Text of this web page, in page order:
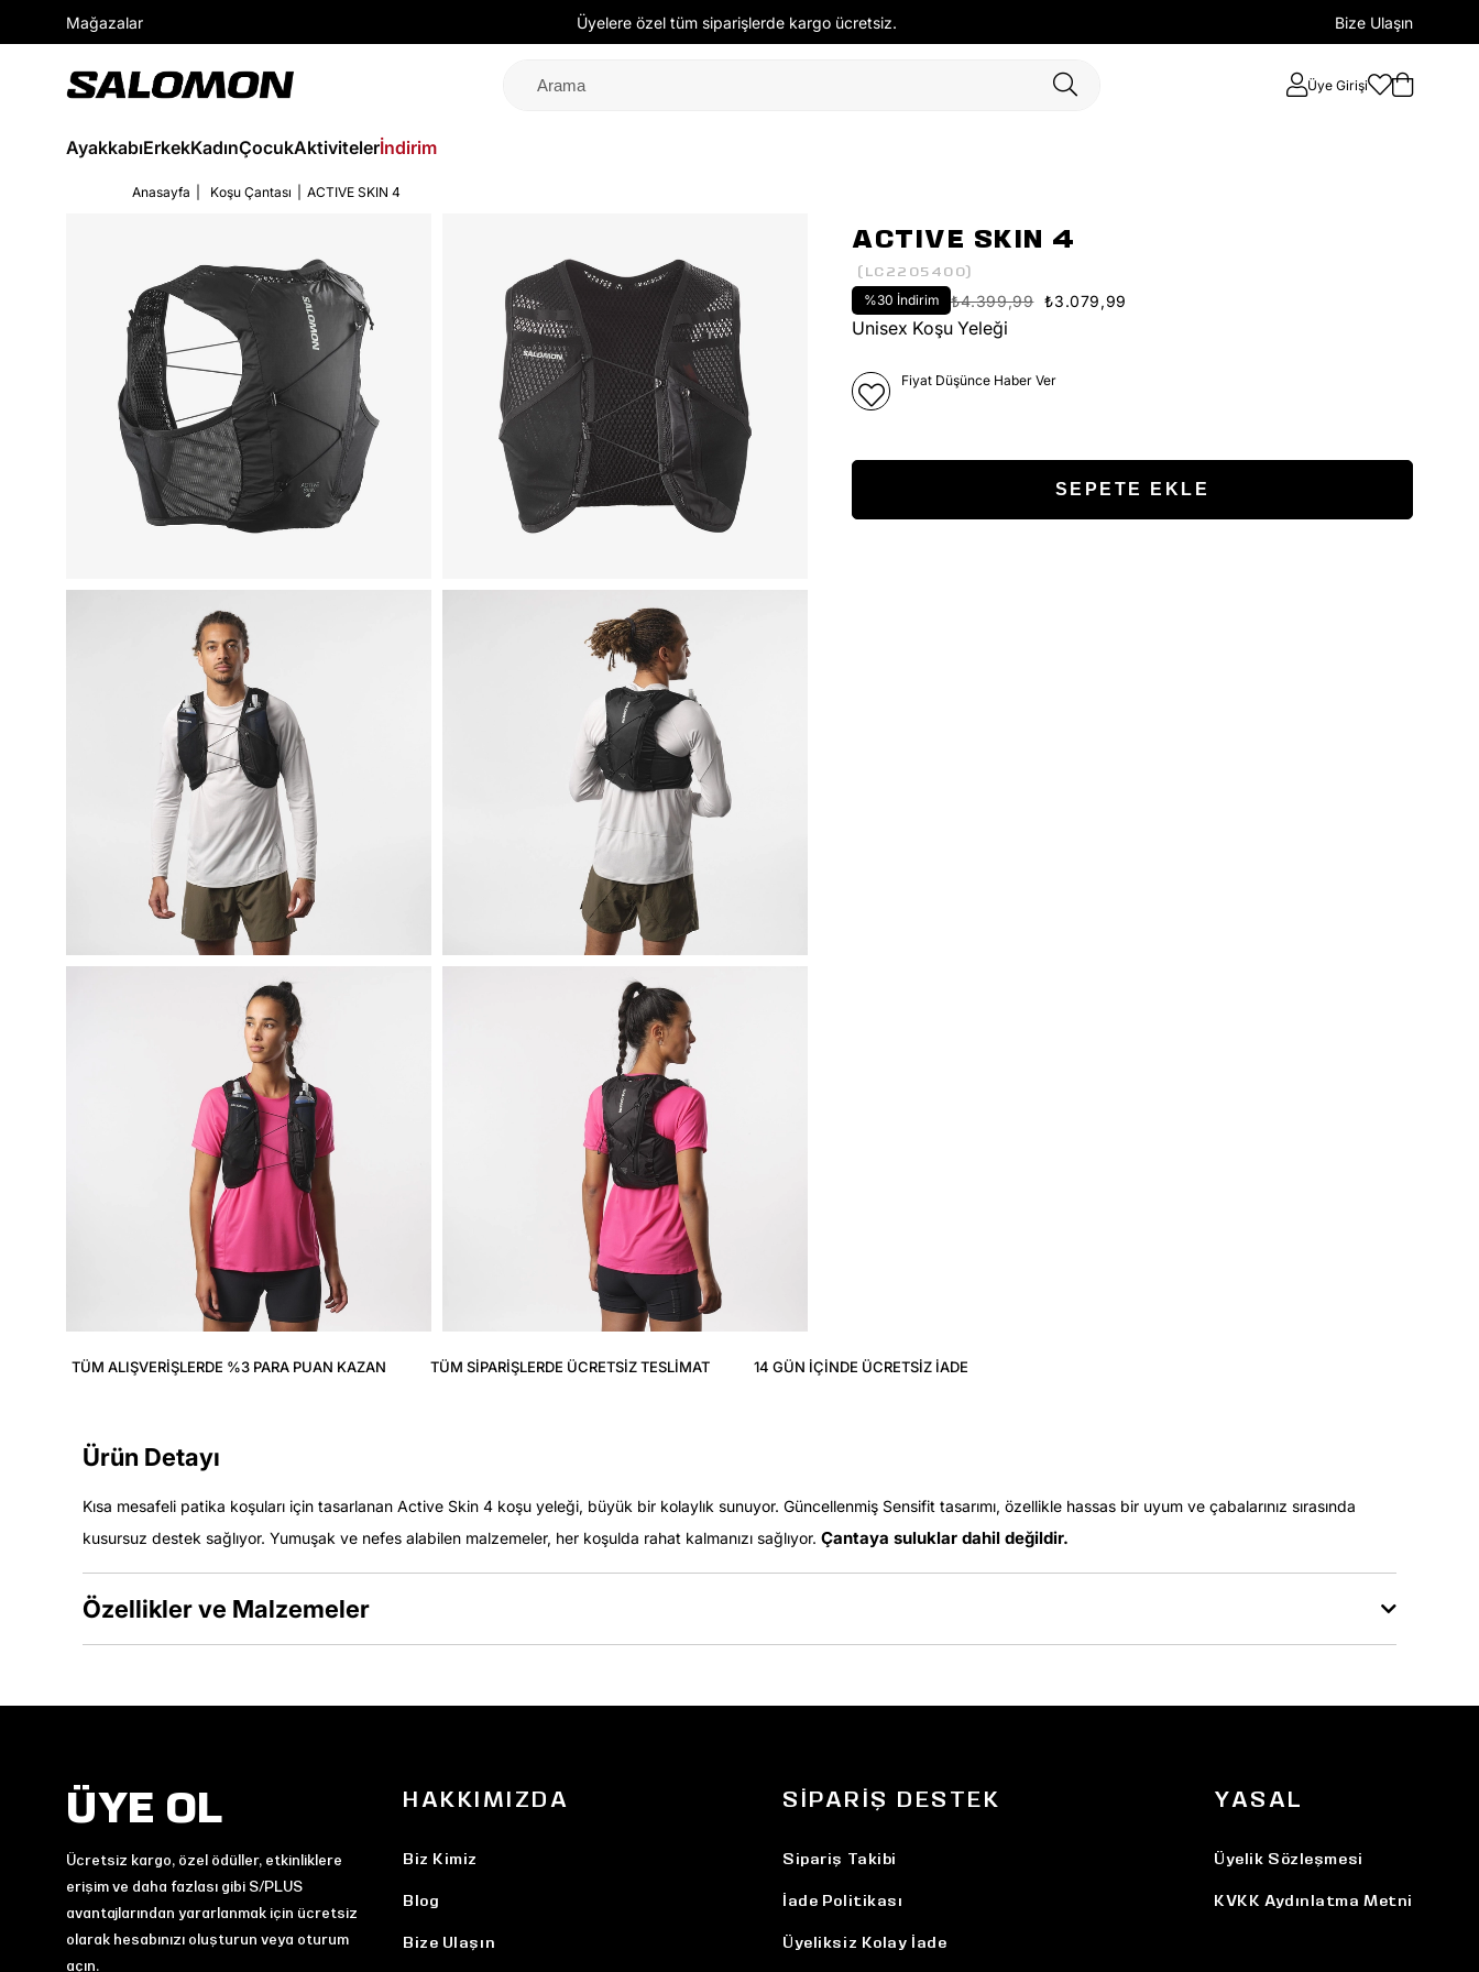
Mağazalar Üyelere özel tüm siparişlerde kargo ücretsiz. Bize Ulaşın
Üye Girişi
AyakkabıErkekKadınÇocukAktivitelerİndirim
Anasayfa Koşu Çantası ACTIVE SKIN 4
ACTIVE SKIN 4
(LC2205400)
%30 İndirim ₺4.399,99 ₺3.079,99
Unisex Koşu Yeleği
Fiyat Düşünce Haber Ver
TÜM ALIŞVERIŞLERDE %3 PARA PUAN KAZAN TÜM SIPARIŞLERDE ÜCRETSIZ TESLIMAT 14 GÜN IÇINDE ÜCRETSIZ IADE
Ürün Detayı
Kısa mesafeli patika koşuları için tasarlanan Active Skin 4 koşu yeleği, büyük bir kolaylık sunuyor. Güncellenmiş Sensifit tasarımı, özellikle hassas bir uyum ve çabalarınız sırasında
kusursuz destek sağlıyor. Yumuşak ve nefes alabilen malzemeler, her koşulda rahat kalmanızı sağlıyor. Çantaya suluklar dahil değildir.
Özellikler ve Malzemeler
ÜYE OL
Ücretsiz kargo, özel ödüller, etkinliklere
erişim ve daha fazlası gibi S/PLUS
avantajlarından yararlanmak için ücretsiz
olarak hesabınızı oluşturun veya oturum
açın.
HAKKIMIZDA
Biz Kimiz
Blog
Bize Ulaşın
SIPARIŞ DESTEK
Sipariş Takibi
İade Politikası
Üyeliksiz Kolay İade
YASAL
Üyelik Sözleşmesi
KVKK Aydınlatma Metni